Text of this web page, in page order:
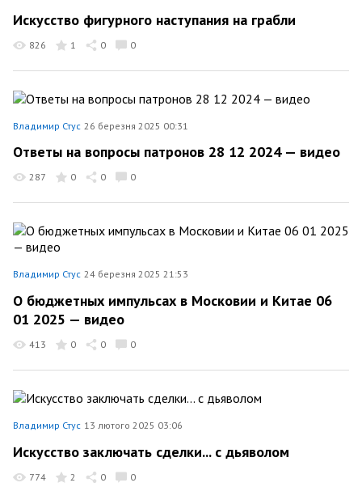
Искусство фигурного наступания на грабли
826 1 0 0
Владимир Стус 26 березня 2025 00:31
Ответы на вопросы патронов 28 12 2024 — видео
287 0 0 0
Владимир Стус 24 березня 2025 21:53
О бюджетных импульсах в Московии и Китае 06
01 2025 — видео
413 0 0 0
Владимир Стус 13 лютого 2025 03:06
Искусство заключать сделки... с дьяволом
774 2 0 0